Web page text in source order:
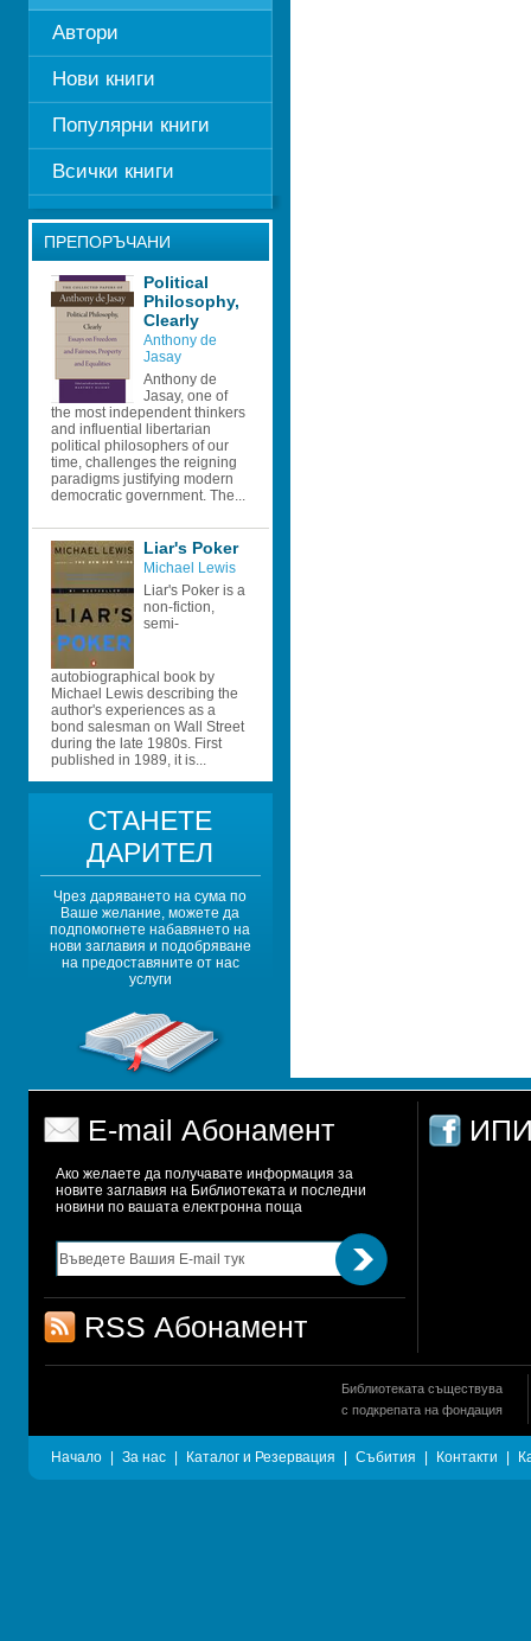
Автори
Нови книги
Популярни книги
Всички книги
ПРЕПОРЪЧАНИ
Political
Philosophy,
Clearly
Anthony de
Jasay
Anthony de
Jasay, one of
the most independent thinkers
and influential libertarian
political philosophers of our
time, challenges the reigning
paradigms justifying modern
democratic government. The...
Liar's Poker
Michael Lewis
Liar's Poker is a
non-fiction,
semi-
autobiographical book by
Michael Lewis describing the
author's experiences as a
bond salesman on Wall Street
during the late 1980s. First
published in 1989, it is...
СТАНЕТЕ
ДАРИТЕЛ
Чрез даряването на сума по
Ваше желание, можете да
подпомогнете набавянето на
нови заглавия и подобряване
на предоставяните от нас
услуги
E-mail Абонамент
Ако желаете да получавате информация за
новите заглавия на Библиотеката и последни
новини по вашата електронна поща
RSS Абонамент
ИПИ
Библиотеката съществува
с подкрепата на фондация
Начало За нас Каталог и Резервация Събития Контакти